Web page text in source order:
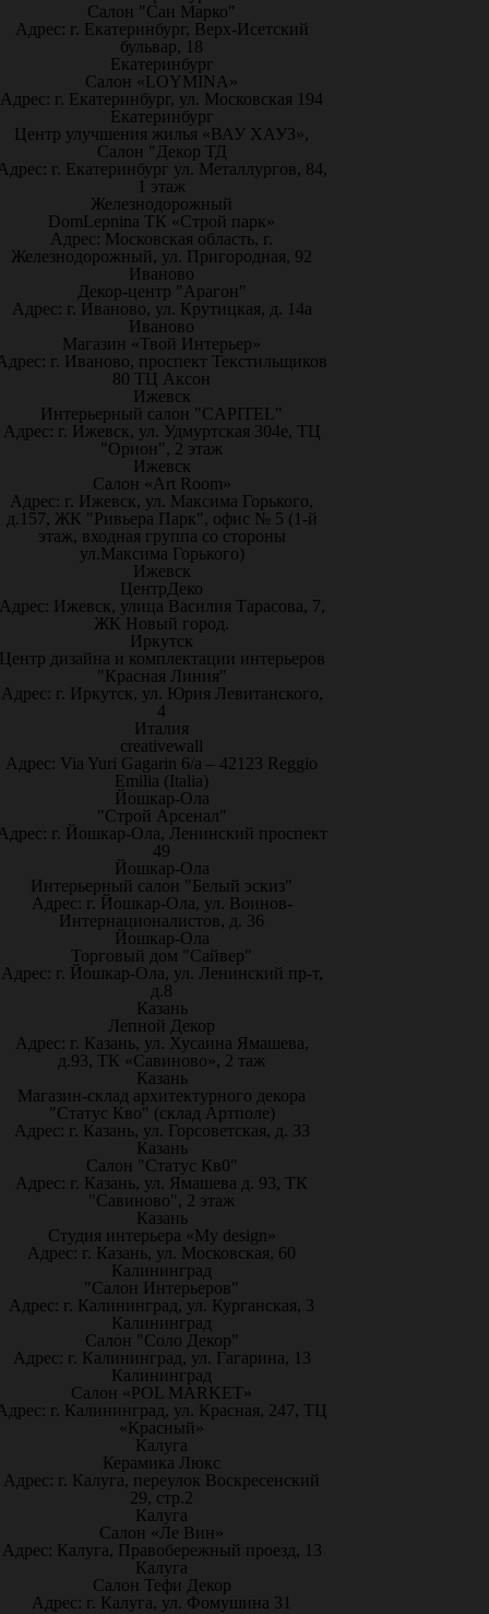
Салон "Сан Марко"
Адрес: г. Екатеринбург, Верх-Исетский
бульвар, 18
Екатеринбург
Салон «LOYMINA»
Адрес: г. Екатеринбург, ул. Московская 194
Екатеринбург
Центр улучшения жилья «ВАУ ХАУЗ»,
Салон "Декор ТД
г. Екатеринбург ул. Металлургов, 84,
1 этаж
Железнодорожный
DomLepnina ТК «Строй парк»
Адрес: Московская область, г.
Железнодорожный, ул. Пригородная, 92
Иваново
Декор-центр "Арагон"
Адрес: г. Иваново, ул. Крутицкая, д. 14а
Иваново
Магазин «Твой Интерьер»
г. Иваново, проспект Текстильщиков
80 ТЦ Аксон
Ижевск
Интерьерный салон "CAPITEL"
Адрес: г. Ижевск, ул. Удмуртская 304е, ТЦ
"Орион", 2 этаж
Ижевск
Салон «Art Room»
Адрес: г. Ижевск, ул. Максима Горького,
д.157, ЖК "Ривьера Парк", офис № 5 (1-й
этаж, входная группа со стороны
ул.Максима Горького)
Ижевск
ЦентрДеко
Ижевск, улица Василия Тарасова, 7,
ЖК Новый город.
Иркутск
дизайна и комплектации интерьеров
"Красная Линия"
Адрес: г. Иркутск, ул. Юрия Левитанского,
4
Италия
creativewall
Адрес: Via Yuri Gagarin 6/a – 42123 Reggio
Emilia (Italia)
Йошкар-Ола
"Строй Арсенал"
г. Йошкар-Ола, Ленинский проспект
49
Йошкар-Ола
Интерьерный салон "Белый эскиз"
Адрес: г. Йошкар-Ола, ул. Воинов-
Интернационалистов, д. 36
Йошкар-Ола
Торговый дом "Сайвер"
Адрес: г. Йошкар-Ола, ул. Ленинский пр-т,
д.8
Казань
Лепной Декор
Адрес: г. Казань, ул. Хусаина Ямашева,
д.93, ТК «Савиново», 2 таж
Казань
Магазин-склад архитектурного декора
"Статус Кво" (склад Артполе)
Адрес: г. Казань, ул. Горсоветская, д. 33
Казань
Салон "Статус Кв0"
Адрес: г. Казань, ул. Ямашева д. 93, ТК
"Савиново", 2 этаж
Казань
Студия интерьера «My design»
Адрес: г. Казань, ул. Московская, 60
Калининград
"Салон Интерьеров"
Адрес: г. Калининград, ул. Курганская, 3
Калининград
Салон "Соло Декор"
Адрес: г. Калининград, ул. Гагарина, 13
Калининград
Салон «POL MARKET»
г. Калининград, ул. Красная, 247, ТЦ
«Красный»
Калуга
Керамика Люкс
Адрес: г. Калуга, переулок Воскресенский
29, стр.2
Калуга
Салон «Ле Вин»
Адрес: Калуга, Правобережный проезд, 13
Калуга
Салон Тефи Декор
Адрес: г. Калуга, ул. Фомушина 31